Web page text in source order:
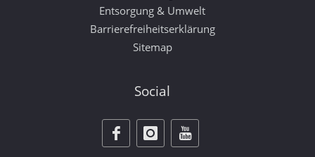
Entsorgung & Umwelt
Barrierefreiheitserklärung
Sitemap
Social